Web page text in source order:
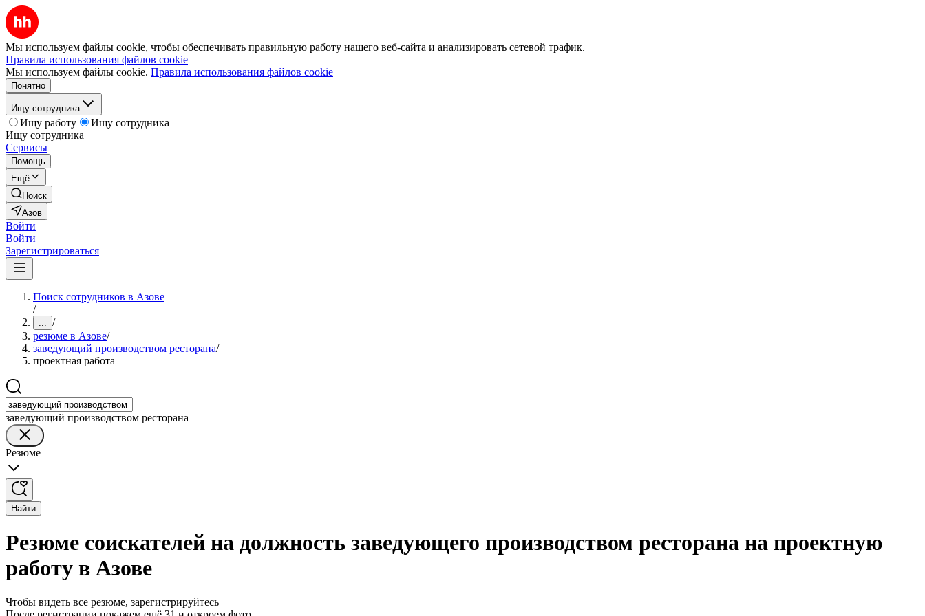
Мы используем файлы cookie, чтобы обеспечивать правильную работу нашего веб-сайта и анализировать сетевой трафик.
Правила использования файлов cookie
Мы используем файлы cookie. Правила использования файлов cookie
Понятно
Ищу сотрудника
Ищу работу
Ищу сотрудника
Ищу сотрудника
Сервисы
Помощь
Ещё
Поиск
Азов
Войти
Войти
Зарегистрироваться
Поиск сотрудников в Азове
/
... /
резюме в Азове/
заведующий производством ресторана/
проектная работа
заведующий производством ресторана
Резюме
Найти
Резюме соискателей на должность заведующего производством ресторана на проектную
работу в Азове
Чтобы видеть все резюме, зарегистрируйтесь